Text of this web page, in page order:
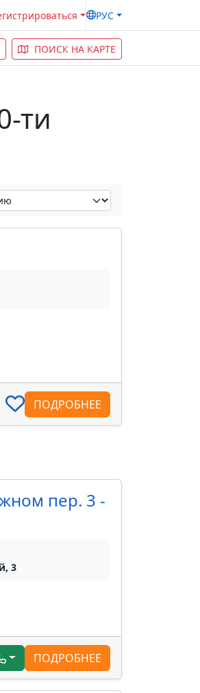
РУС
ПОИСК НА КАРТЕ
ти
ПОДРОБНЕЕ
пер. 3 -
3
ПОДРОБНЕЕ